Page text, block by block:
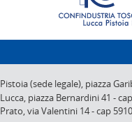
Pistoia (sede legale), piazza
Lucca, piazza Bernardini 41 -
Prato,via Valentini 14-cap